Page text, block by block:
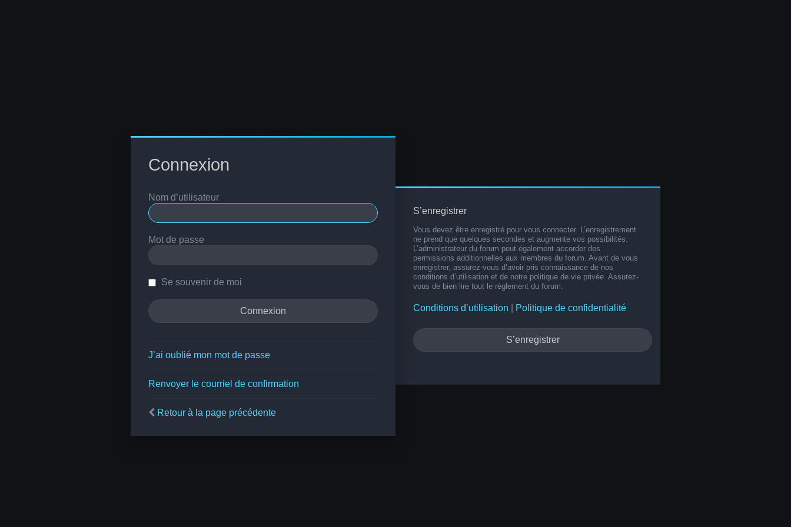
Connexion
Nom d’utilisateur
Mot de passe
Se souvenir de moi
J’ai oublié mon mot de passe
Renvoyer le courriel de confirmation
Retour à la page précédente
S’enregistrer
Vous devez être enregistré pour vous connecter. L’enregistrement
ne prend que quelques secondes et augmente vos possibilités.
L’administrateur du forum peut également accorder des
permissions additionnelles aux membres du forum. Avant de vous
enregistrer, assurez-vous d’avoir pris connaissance de nos
conditions d’utilisation et de notre politique de vie privée. Assurez-
vous de bien lire tout le règlement du forum.
Conditions d’utilisation Politique de confidentialité
S’enregistrer